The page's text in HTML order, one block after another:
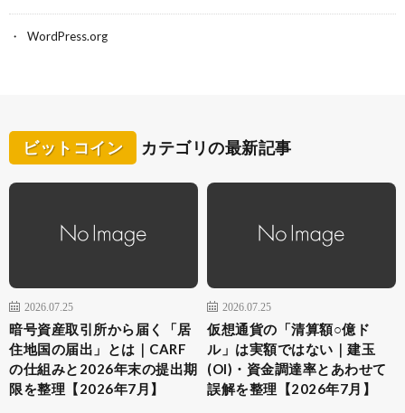
WordPress.org
ビットコイン カテゴリの最新記事
2026.07.25
暗号資産取引所から届く「居
住地国の届出」とは｜CARF
の仕組みと2026年末の提出期
限を整理【2026年7月】
2026.07.25
仮想通貨の「清算額○億ド
ル」は実額ではない｜建玉
(OI)・資金調達率とあわせて
誤解を整理【2026年7月】